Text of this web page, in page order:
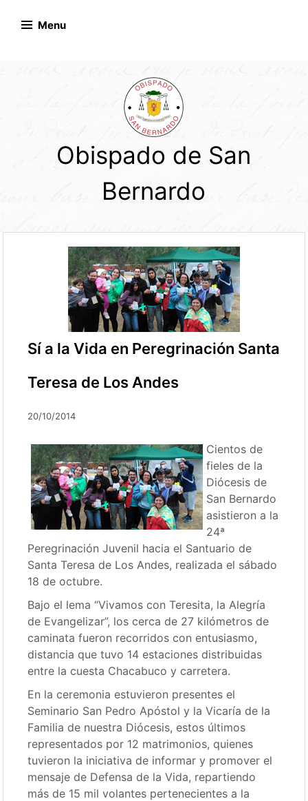
Menu
Obispado de San
Bernardo
Sí a la Vida en Peregrinación Santa
Teresa de Los Andes
20/10/2014
Cientos de
fieles de la
Diócesis de
San Bernardo
asistieron a la
24ª
Peregrinación Juvenil hacia el Santuario de
Santa Teresa de Los Andes, realizada el sábado
18 de octubre.
Bajo el lema “Vivamos con Teresita, la Alegría
de Evangelizar”, los cerca de 27 kilómetros de
caminata fueron recorridos con entusiasmo,
distancia que tuvo 14 estaciones distribuidas
entre la cuesta Chacabuco y carretera.
En la ceremonia estuvieron presentes el
Seminario San Pedro Apóstol y la Vicaría de la
Familia de nuestra Diócesis, estos últimos
representados por 12 matrimonios, quienes
tuvieron la iniciativa de informar y promover el
mensaje de Defensa de la Vida, repartiendo
más de 15 mil volantes pertenecientes a la